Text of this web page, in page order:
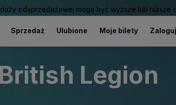
odsprzedażowej mogą być wyższe lub niższe
Sprzedaż Ulubione Moje bilety
Legion